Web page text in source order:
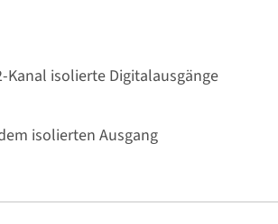
isolierte Digitalausgänge
isolierten Ausgang